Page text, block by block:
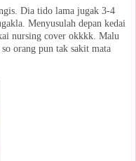
Dia tido lama jugak 3-4
Menyusulah depan kedai
nursing cover okkkk. Malu
orang pun tak sakit mata